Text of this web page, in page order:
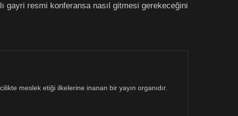
gayri resmi konferansa nasıl gitmesi gerekeceğini
meslek etiği ilkelerine inanan bir yayın organıdır.